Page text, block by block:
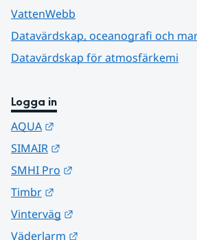
VattenWebb
Datavärdskap, oceanografi och
Datavärdskap för atmosfärkemi
Logga in
AQUA
SIMAIR
SMHI Pro
Timbr
Vinterväg
Väderlarm